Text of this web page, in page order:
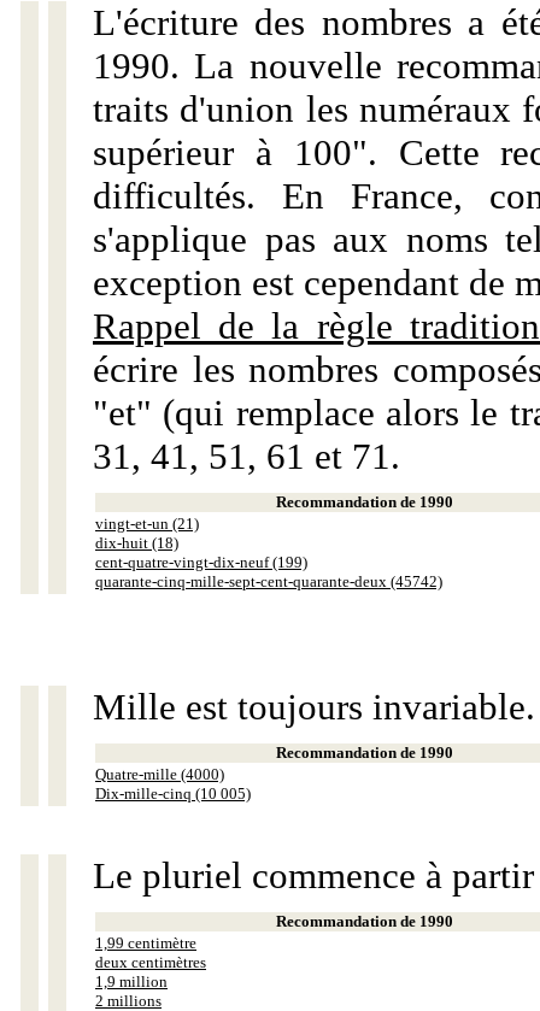
L'écriture des nombres a
1990. La nouvelle
traits d'union les numéraux
supérieur à 100". Cette
difficultés. En France,
s'applique pas aux noms
exception est cependant de
Rappel de la règle
écrire les nombres
"et" (qui remplace alors le
31, 41, 51, 61 et 71.
Recommandation de 1990
vingt-et-un (21)
dix-huit (18)
cent-quatre-vingt-dix-neuf (199)
quarante-cinq-mille-sept-cent-quarante-deux (45742)
Mille est toujours invariable.
Recommandation de 1990
Quatre-mille (4000)
Dix-mille-cinq (10 005)
Le pluriel commence à
Recommandation de 1990
1,99 centimètre
deux centimètres
1,9 million
2 millions